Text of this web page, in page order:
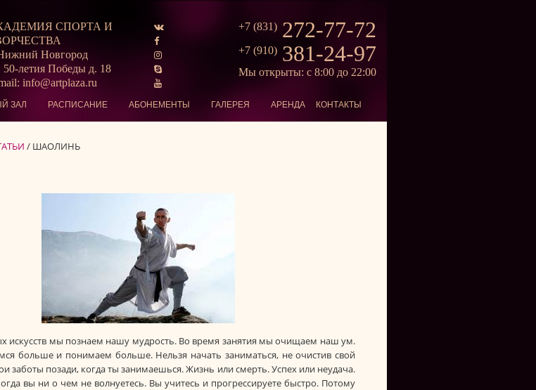
СПОРТА И
Новгород
50-летия Победы д. 18
info@artplaza.ru
+7 (831) 272-77-72
+7 (910) 381-24-97
Мы открыты: с 8:00 до 22:00
ЗАЛ РАСПИСАНИЕ АБОНЕМЕНТЫ ГАЛЕРЕЯ АРЕНДА КОНТАКТЫ
/ ШАОЛИНЬ
искусств мы познаем нашу мудрость. Во время занятия мы очищаем наш ум.
больше и понимаем больше. Нельзя начать заниматься, не очистив свой
заботы позади, когда ты занимаешься. Жизнь или смерть. Успех или неудача.
вы ни о чем не волнуетесь. Вы учитесь и прогрессируете быстро. Потому